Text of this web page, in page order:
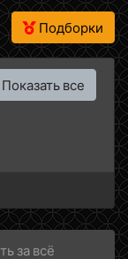
Подборки
Показать все
за всё